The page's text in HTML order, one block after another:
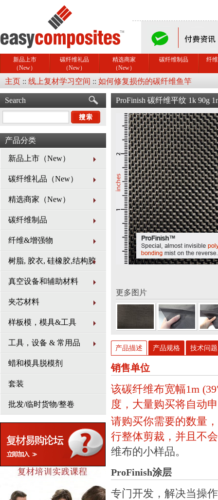
新品上市
（New）
碳纤维礼品
（New）
精选商家
（New）
碳纤维制品 纤
主页 :: 线上复材学习空间 :: 如何修复损伤的碳纤维鱼竿
Search
产品分类
新品上市（New）
碳纤维礼品（New）
精选商家（New）
碳纤维制品
纤维&增强物
树脂, 胶衣, 硅橡胶,结构胶
真空设备和辅助材料
夹芯材料
样板模，模具&工具
工具，设备 & 常用品
蜡和模具脱模剂
套装
批发/临时货物/整卷
ProFinish 碳纤维平纹 1k 90g
更多图片
产品描述 产品规格 技术问题
销售单位
该碳纤维布宽幅1m
度，大量购买将自动
请购买你需要的数量
行整体剪裁，并且不
维布的小样品。
ProFinish涂层
专门开发，解决当操